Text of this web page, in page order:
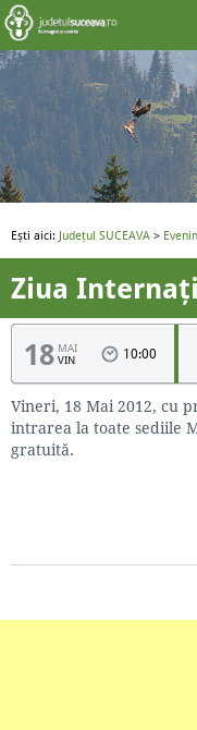
Ești aici: Județul SUCEAVA >
Ziua
18 MAI
VIN
10:00
Vineri, 18 Mai 2012, cu
intrarea la toate sediile
gratuită.